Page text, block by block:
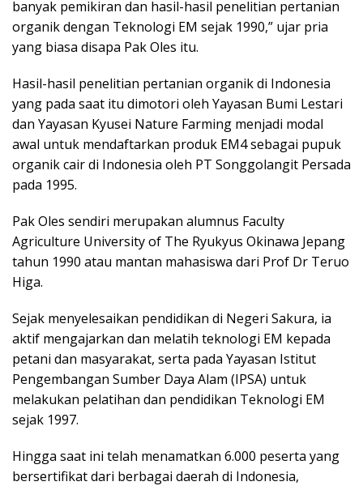
banyak pemikiran dan hasil-hasil penelitian pertanian
organik dengan Teknologi EM sejak 1990,” ujar pria
yang biasa disapa Pak Oles itu.
Hasil-hasil penelitian pertanian organik di Indonesia
yang pada saat itu dimotori oleh Yayasan Bumi Lestari
dan Yayasan Kyusei Nature Farming menjadi modal
awal untuk mendaftarkan produk EM4 sebagai pupuk
organik cair di Indonesia oleh PT Songgolangit Persada
pada 1995.
Pak Oles sendiri merupakan alumnus Faculty
Agriculture University of The Ryukyus Okinawa Jepang
tahun 1990 atau mantan mahasiswa dari Prof Dr Teruo
Higa.
Sejak menyelesaikan pendidikan di Negeri Sakura, ia
aktif mengajarkan dan melatih teknologi EM kepada
petani dan masyarakat, serta pada Yayasan Istitut
Pengembangan Sumber Daya Alam (IPSA) untuk
melakukan pelatihan dan pendidikan Teknologi EM
sejak 1997.
Hingga saat ini telah menamatkan 6.000 peserta yang
bersertifikat dari berbagai daerah di Indonesia,